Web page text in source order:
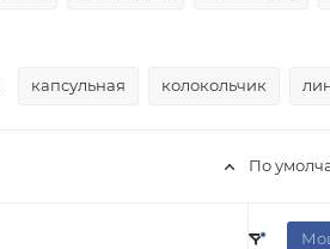
капсульная колокольчик
По